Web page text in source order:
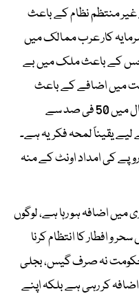
غیر منتظم نظام کے باعث
کار عرب ممالک میں
جس کے باعث ملک میں بے
میں اضافے کے باعث
غریب لوگوں کی تعداد آیندہ ایک دو سال میں 50 فی صد سے
یقیناً لمحہ فکریہ ہے۔
لوگوں کو محض 13 ہزار روپے کی امداد اونٹ کے منہ
اضافہ ہو رہا ہے، لوگوں
افطار کا انتظام کرنا
نہ صرف گیس، بجلی
کر رہی ہے بلکہ اپنے